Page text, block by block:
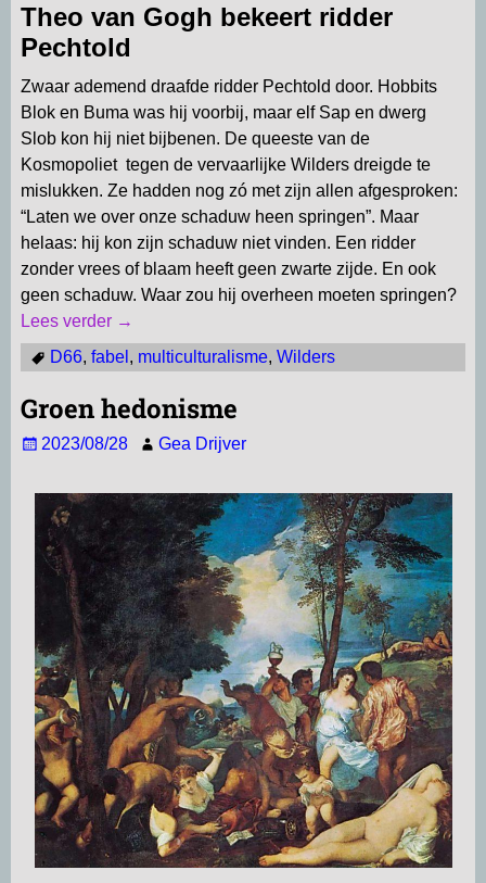
Theo van Gogh bekeert ridder
Pechtold
Zwaar ademend draafde ridder Pechtold door. Hobbits
Blok en Buma was hij voorbij, maar elf Sap en dwerg
Slob kon hij niet bijbenen. De queeste van de
Kosmopoliet tegen de vervaarlijke Wilders dreigde te
mislukken. Ze hadden nog zó met zijn allen afgesproken:
“Laten we over onze schaduw heen springen”. Maar
helaas: hij kon zijn schaduw niet vinden. Een ridder
zonder vrees of blaam heeft geen zwarte zijde. En ook
geen schaduw. Waar zou hij overheen moeten springen?
Lees verder →
D66, fabel , multiculturalisme, Wilders
Groen hedonisme
2023/08/28 Gea Drijver